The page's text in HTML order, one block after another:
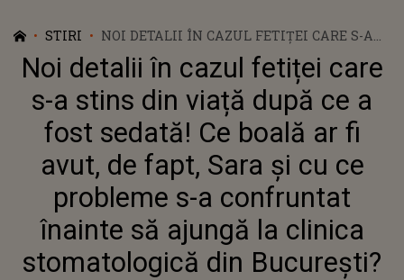
STIRI
NOI DETALII ÎN CAZUL FETIȚEI CARE S-A
STINS DIN VIAȚĂ DUPĂ CE A FOST SEDATĂ!
CE BOALĂ AR FI AVUT, DE FAPT, SARA ȘI CU
CE PROBLEME S-A CONFRUNTAT ÎNAINTE
SĂ AJUNGĂ LA CLINICA STOMATOLOGICĂ
DIN BUCUREȘTI?
Noi detalii în cazul fetiței care
s-a stins din viață după ce a
fost sedată! Ce boală ar fi
avut, de fapt, Sara și cu ce
probleme s-a confruntat
înainte să ajungă la clinica
stomatologică din București?